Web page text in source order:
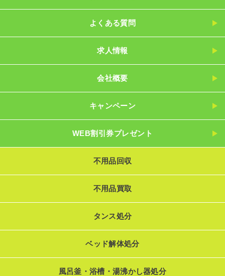
よくある質問
求人情報
会社概要
キャンペーン
WEB割引券プレゼント
不用品回収
不用品買取
タンス処分
ベッド解体処分
風呂釜・浴槽・湯沸かし器処分